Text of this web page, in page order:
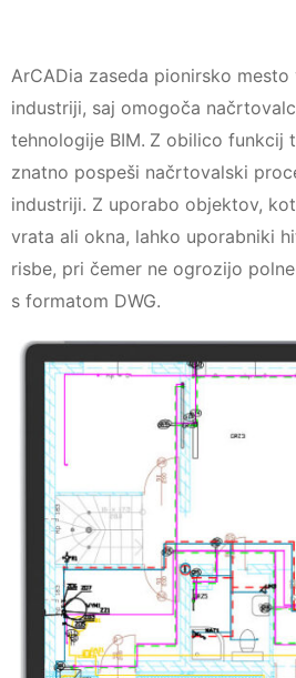
ArCADia zaseda pionirsko
industriji, saj omogoča
tehnologije BIM. Z obilico funkcij
znatno pospeši načrtovalski
industriji. Z uporabo objektov,
vrata ali okna, lahko uporabniki
risbe, pri čemer ne ogrozijo
s formatom DWG.